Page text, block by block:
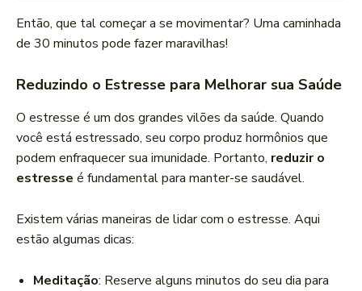
Então, que tal começar a se movimentar? Uma caminhada
de 30 minutos pode fazer maravilhas!
Reduzindo o Estresse para Melhorar sua Saúde
O estresse é um dos grandes vilões da saúde. Quando
você está estressado, seu corpo produz hormônios que
podem enfraquecer sua imunidade. Portanto, reduzir o
estresse é fundamental para manter-se saudável.
Existem várias maneiras de lidar com o estresse. Aqui
estão algumas dicas:
Meditação: Reserve alguns minutos do seu dia para